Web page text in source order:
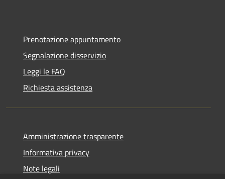
Prenotazione appuntamento
Segnalazione disservizio
Leggi le FAQ
Richiesta assistenza
Amministrazione trasparente
Informativa privacy
Note legali